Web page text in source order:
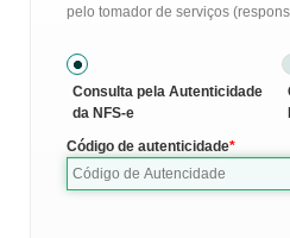
pelo tomador de serviços
Consulta pela Autenticidade
da NFS-e
Código de autenticidade